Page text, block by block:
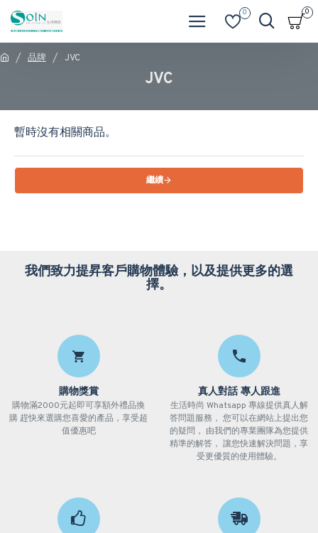
0 0
品牌 JVC
JVC
暫時沒有相關商品。
繼續
我們致力提昇客戶購物體驗，以及提供更多的選
擇。
購物獎賞
購物滿2000元起即可享額外禮品換
購 趕快來選購您喜愛的產品，享受超
值優惠吧
真人對話 專人跟進
生活時尚 Whatsapp 專線提供真人解
答問題服務， 您可以在網站上提出您
的疑問， 由我們的專業團隊為您提供
精準的解答， 讓您快速解決問題，享
受更優質的使用體驗。